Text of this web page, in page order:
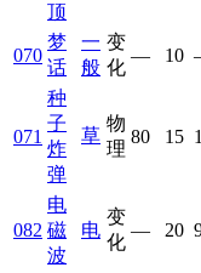
顶
070
梦
话
一
般
变
化
— 10
071
种
子
炸
弹
草
物
理
80 15
082
电
磁
波
电
变
化
— 20